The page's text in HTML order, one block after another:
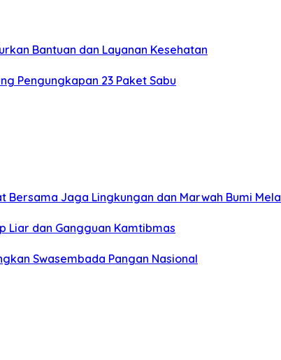
Bantuan dan Layanan Kesehatan
Pengungkapan 23 Paket Sabu
Bersama Jaga Lingkungan dan Marwah Bumi
Liar dan Gangguan Kamtibmas
Swasembada Pangan Nasional